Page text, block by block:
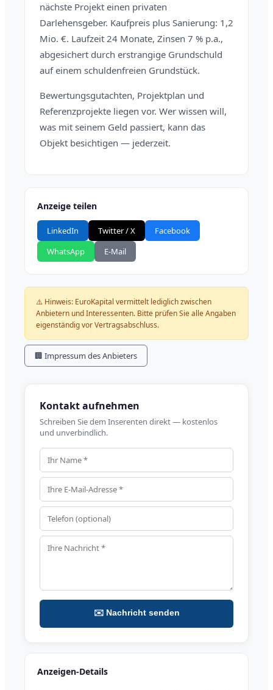
nächste Projekt einen privaten
Darlehensgeber. Kaufpreis plus Sanierung: 1,2
Mio. €. Laufzeit 24 Monate, Zinsen 7 % p.a.,
abgesichert durch erstrangige Grundschuld
auf einem schuldenfreien Grundstück.
Bewertungsgutachten, Projektplan und
Referenzprojekte liegen vor. Wer wissen will,
was mit seinem Geld passiert, kann das
Objekt besichtigen — jederzeit.
Anzeige teilen
LinkedIn Twitter / X
Facebook
WhatsApp
E-Mail
⚠️ Hinweis: EuroKapital vermittelt lediglich zwischen
Anbietern und Interessenten. Bitte prüfen Sie alle Angaben
eigenständig vor Vertragsabschluss.
🏢 Impressum des Anbieters
Kontakt aufnehmen
Schreiben Sie dem Inserenten direkt — kostenlos
und unverbindlich.
✉️ Nachricht senden
Anzeigen-Details